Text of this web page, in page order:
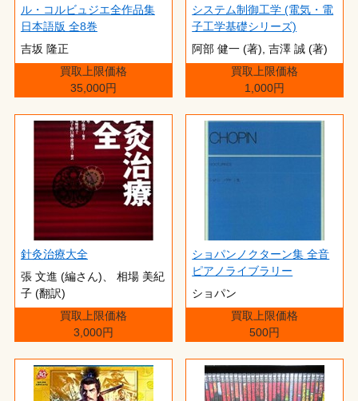
ル・コルビュジエ全作品集
日本語版 全8巻
吉坂 隆正
買取上限価格
35,000円
システム制御工学 (電気・電
子工学基礎シリーズ)
阿部 健一 (著),‎ 吉澤 誠 (著)
買取上限価格
1,000円
針灸治療大全
張 文進 (編さん)、 相場 美紀
子 (翻訳)
買取上限価格
3,000円
ショパンノクターン集 全音
ピアノライブラリー
ショパン
買取上限価格
500円